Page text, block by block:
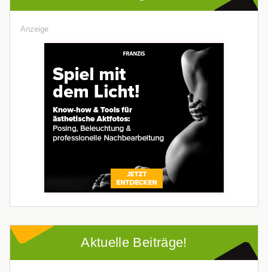
Anzeige
Aktuelle Beiträge!